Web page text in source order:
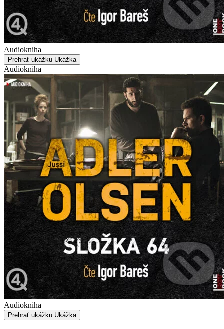
Audiokniha
Prehrať ukážku Ukážka
Audiokniha
Audiokniha
Prehrať ukážku Ukážka